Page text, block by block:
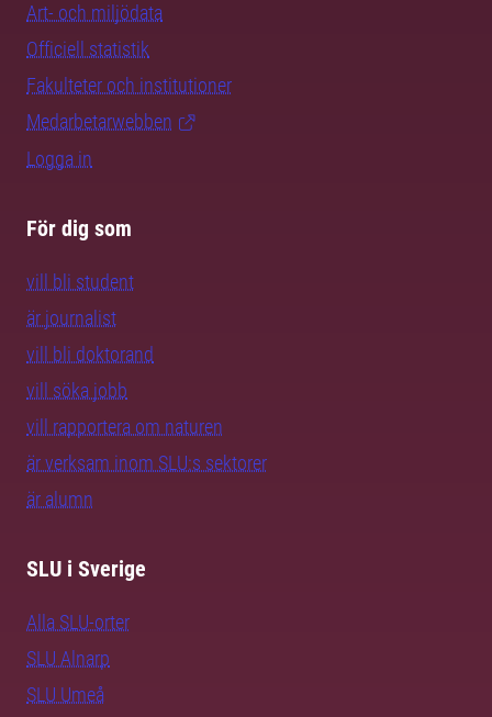
Art- och miljödata
Officiell statistik
Fakulteter och institutioner
Medarbetarwebben
Logga in
För dig som
vill bli student
är journalist
vill bli doktorand
vill söka jobb
vill rapportera om naturen
är verksam inom SLU:s sektorer
är alumn
SLU i Sverige
Alla SLU-orter
SLU Alnarp
SLU Umeå